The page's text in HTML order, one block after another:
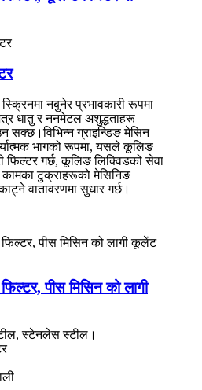
नबुनेर प्रभावकारी रूपमा
धातु र ननमेटल अशुद्धताहरू
सक्छ।विभिन्न ग्राइन्डिङ मेसिन
भागको रूपमा, यसले कूलिङ
फिल्टर गर्छ, कूलिङ लिक्विडको सेवा
कामका टुक्राहरूको मेसिनिङ
वातावरणमा सुधार गर्छ।
पीस मिसिन को लागी
स्टेनलेस स्टील।